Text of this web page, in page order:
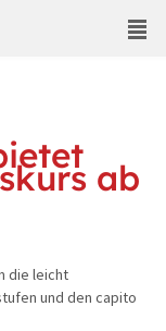
ab
die leicht
und den capito